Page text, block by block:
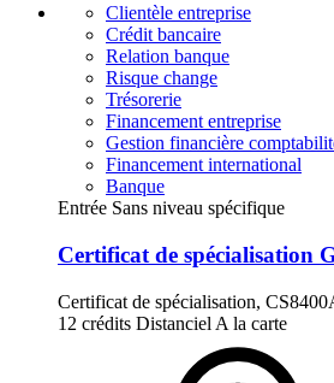
Clientèle entreprise
Crédit bancaire
Relation banque
Risque change
Trésorerie
Financement entreprise
Gestion financière
Financement international
Banque
Entrée Sans niveau spécifique
Certificat de spécialisation
Certificat de spécialisation,
12 crédits Distanciel A la carte